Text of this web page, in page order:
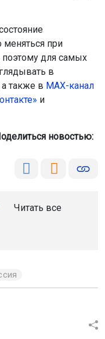
при
для самых
в
также в МАХ-канал
и
новостью:
Читать все